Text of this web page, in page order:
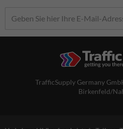
TrafficSupply Germany
Birkenfeld/